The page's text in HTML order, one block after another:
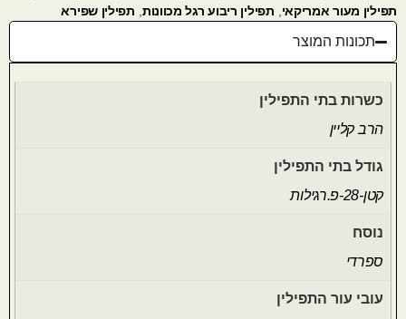
תפילין מעור אמריקאי
תפילין ריבוע רגל מכוונות תפילין שפירא
תכונות המוצר
כשרות בתי התפילין
הרב קליין
גודל בתי התפילין
קטן-28-פ.רגילות
נוסח
ספרדי
עובי עור התפילין